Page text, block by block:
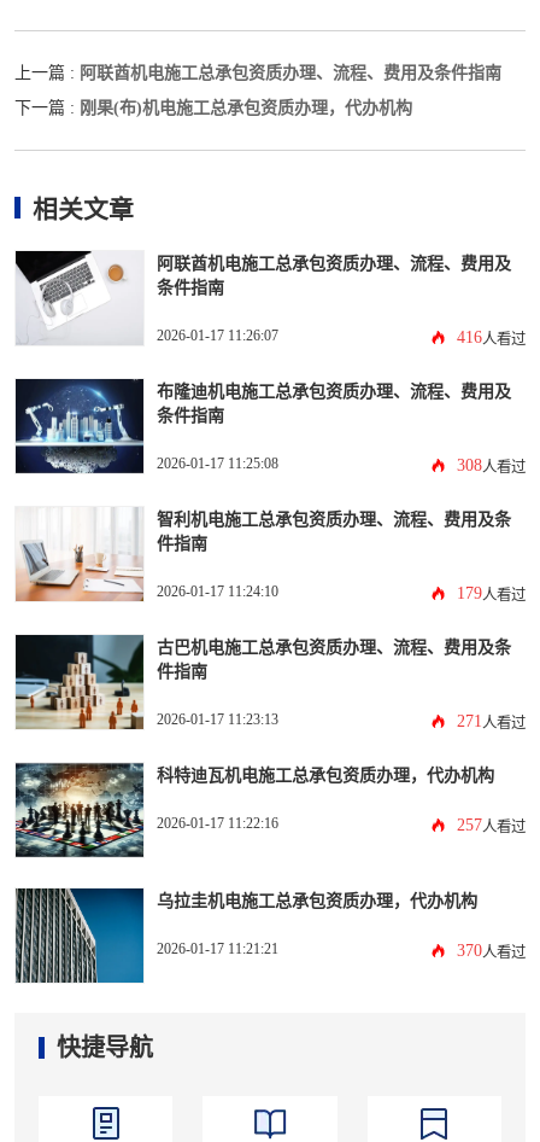
上一篇 : 阿联酋机电施工总承包资质办理、流程、费用及条件指南
下一篇 : 刚果(布)机电施工总承包资质办理，代办机构
相关文章
阿联酋机电施工总承包资质办理、流程、费用及
条件指南
2026-01-17 11:26:07 416人看过
布隆迪机电施工总承包资质办理、流程、费用及
条件指南
2026-01-17 11:25:08 308人看过
智利机电施工总承包资质办理、流程、费用及条
件指南
2026-01-17 11:24:10 179人看过
古巴机电施工总承包资质办理、流程、费用及条
件指南
2026-01-17 11:23:13 271 人看过
科特迪瓦机电施工总承包资质办理，代办机构
2026-01-17 11:22:16 257人看过
乌拉圭机电施工总承包资质办理，代办机构
2026-01-17 11:21:21 370人看过
快捷导航